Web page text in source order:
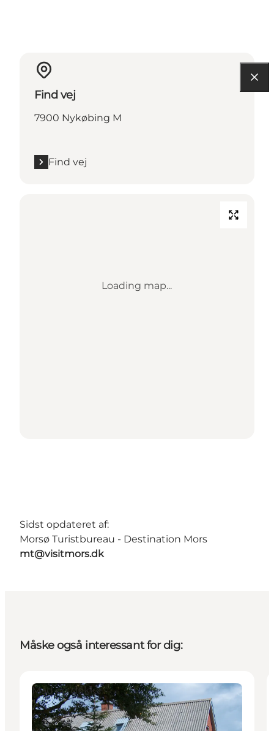
Find vej
7900 Nykøbing M
Find vej
Loading map...
Sidst opdateret af:
Morsø Turistbureau - Destination Mors
mt@visitmors.dk
Måske også interessant for dig:
Mad og drikke